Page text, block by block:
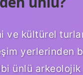
ve kültürel
yerlerinden
ünlü